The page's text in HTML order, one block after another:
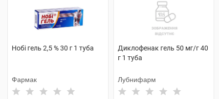
Нобі гель 2,5 % 30 г 1 туба
Фармак
Диклофенак гель 50 мг/г 40
г 1 туба
Лубнифарм